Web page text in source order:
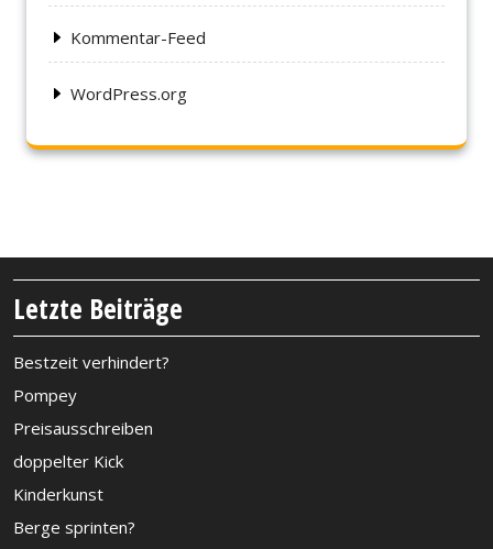
Kommentar-Feed
WordPress.org
Letzte Beiträge
Bestzeit verhindert?
Pompey
Preisausschreiben
doppelter Kick
Kinderkunst
Berge sprinten?